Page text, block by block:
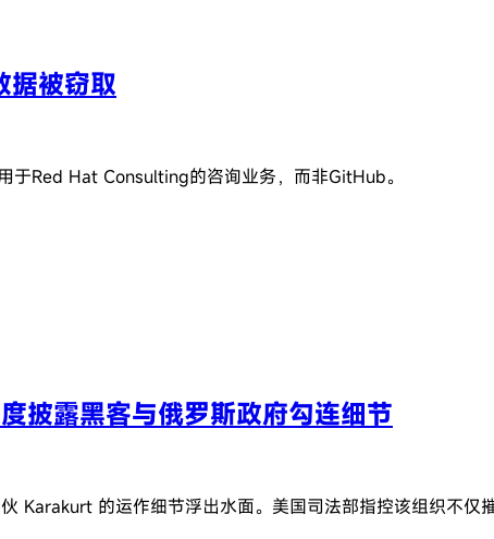
被窃取
Red Hat Consulting的咨询业务，而非GitHub。
披露黑客与俄罗斯政府勾连细节
Karakurt 的运作细节浮出水面。美国司法部指控该组织不仅